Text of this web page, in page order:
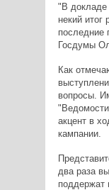
"В докладе
некий итог
последние
Госдумы
Как
вопросы.
акцент в
кампании.
два раза
поддержат